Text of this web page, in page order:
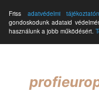
Friss adatvédelmi
gondoskodunk adataid
használunk a jobb működésért.